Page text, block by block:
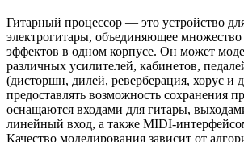
Гитарный процессор — это устройство
электрогитары, объединяющее
эффектов в одном корпусе. Он может
различных усилителей, кабинетов,
(дисторшн, дилей, реверберация, хорус и
предоставлять возможность сохранения
оснащаются входами для гитары,
линейный вход, а также MIDI-
Качество моделирования зависит от